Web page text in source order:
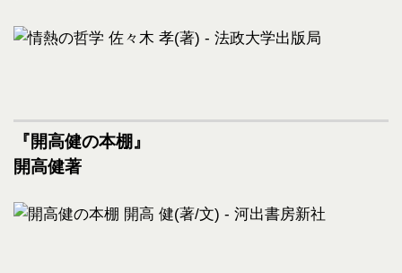
『開高健の本棚』
開高健著